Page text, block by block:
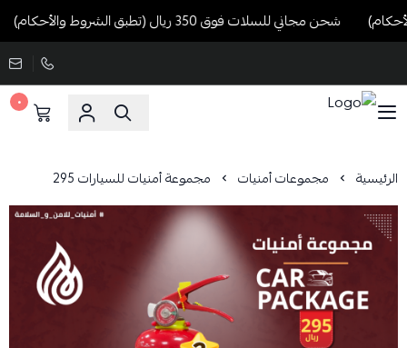
شحن مجاني للسلات فوق 350 ريال (تطبق الشروط والأحكام)
٠
الرئيسية مجموعات أمنيات مجموعة أمنيات للسيارات 295